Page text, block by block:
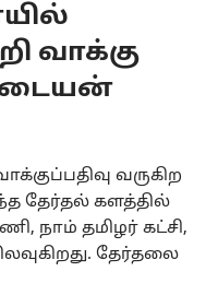
வாக்கு
வருகிற
தேர்தல் களத்தில்
நாம் தமிழர் கட்சி,
தேர்தலை